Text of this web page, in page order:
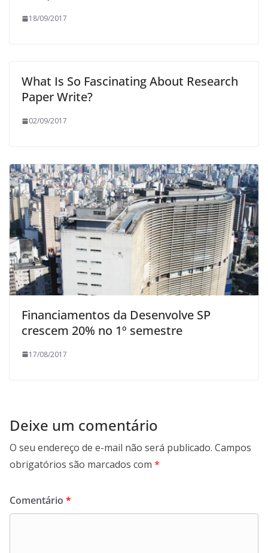
18/09/2017
What Is So Fascinating About Research
Paper Write?
02/09/2017
Financiamentos da Desenvolve SP
crescem 20% no 1º semestre
17/08/2017
Deixe um comentário
O seu endereço de e-mail não será publicado. Campos
obrigatórios são marcados com *
Comentário *